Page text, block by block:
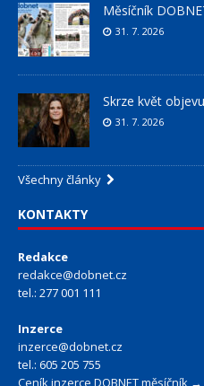
Měsíčník
31. 7. 2026
Skrze květ
31. 7. 2026
Všechny články
KONTAKTY
Redakce
redakce@dobnet.cz
tel.: 277 001 111
Inzerce
inzerce@dobnet.cz
tel.: 605 205 755
Ceník inzerce DOBNET měsíčník →